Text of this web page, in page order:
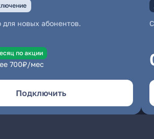
для новых абонентов.
по акции
700₽/мес
Подключить